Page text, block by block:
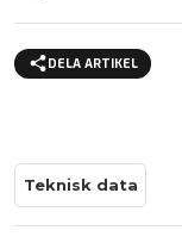
DELA ARTIKEL
Teknisk data